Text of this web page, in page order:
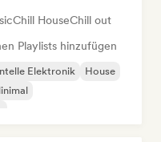
Chill HouseChill out
Playlists hinzufügen
Elektronik
House